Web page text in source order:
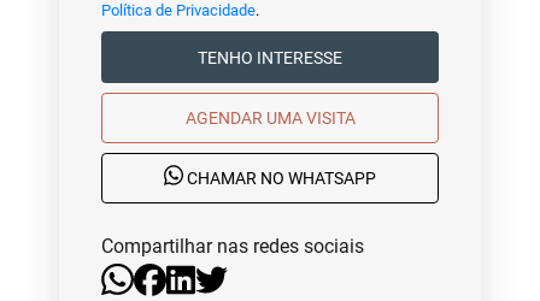
Política de Privacidade.
TENHO INTERESSE
AGENDAR UMA VISITA
CHAMAR NO WHATSAPP
Compartilhar nas redes sociais